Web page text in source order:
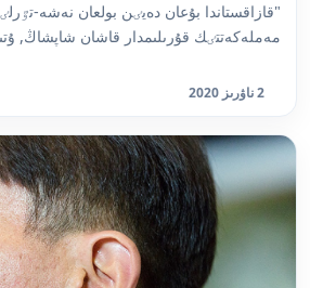
"قازاقستاندا بۇعان دەيٸن بولعان نەشە-تٷرلٸ
مەملەكەتتٸك قۇرىلىمدار قاشان شاپشاڭ,
2 ناۋرىز 2020